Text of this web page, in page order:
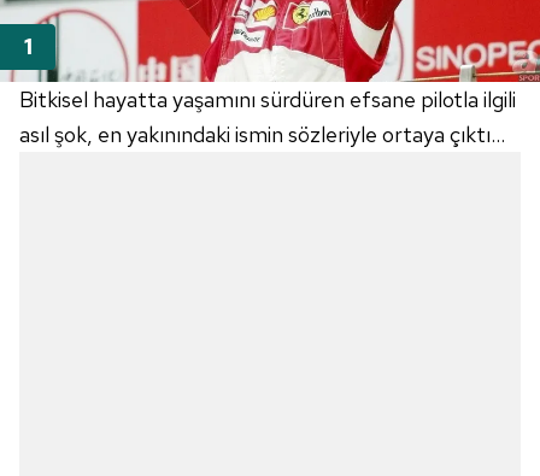
Bitkisel hayatta yaşamını sürdüren efsane pilotla ilgili
asıl şok, en yakınındaki ismin sözleriyle ortaya çıktı...